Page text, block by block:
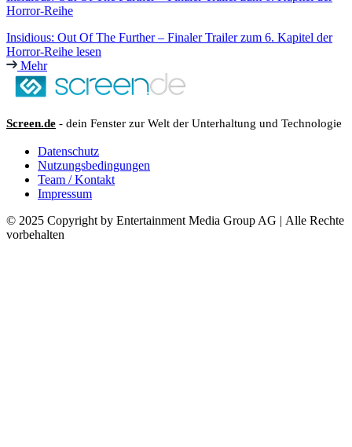
Horror-Reihe
Insidious: Out Of The Further – Finaler Trailer zum 6. Kapitel der
Horror-Reihe lesen
Mehr
Screen.de - dein Fenster zur Welt der Unterhaltung und Technologie
Datenschutz
Nutzungsbedingungen
Team / Kontakt
Impressum
© 2025 Copyright by Entertainment Media Group AG | Alle Rechte
vorbehalten